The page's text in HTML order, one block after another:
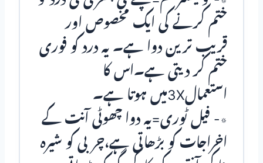
ختم کرنے کی ایک مخصوص اور
قریب ترین دوا ہے۔ یہ درد کو فوری
ختم کر دیتی ہے۔اس کا
استعمال3Xمیں ہوتا ہے۔
٭- فیل ٹوری=یہ دوا چھوٹی آنت کے
اخراجات کو بڑھاتی ہے،چربی کو شیرہ